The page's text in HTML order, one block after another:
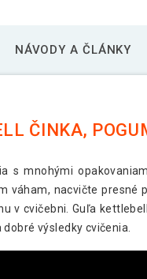
NÁVODY A ČLÁNKY
ČINKA,
s mnohými
váham, nacvičte
v cvičebni. Guľa
výsledky cvičenia.